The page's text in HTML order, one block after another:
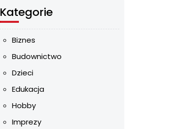
Kategorie
Biznes
Budownictwo
Dzieci
Edukacja
Hobby
Imprezy